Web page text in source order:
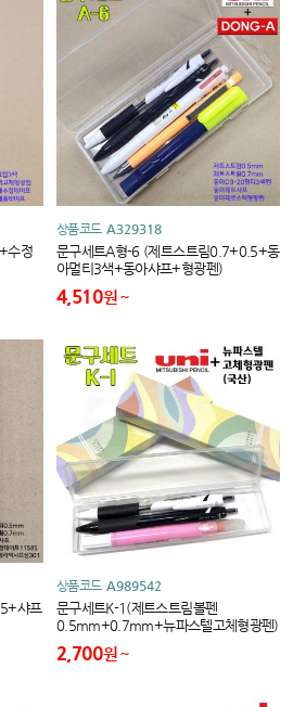
수정
상품코드 A329318
문구세트A형-6 (제트스트림0.7+0.5+동
아멀티3색+동아샤프+형광펜)
4,510원
샤프
상품코드 A989542
문구세트K-1(제트스트림볼펜
0.5mm+0.7mm+뉴파스텔고체형광펜)
2,700원